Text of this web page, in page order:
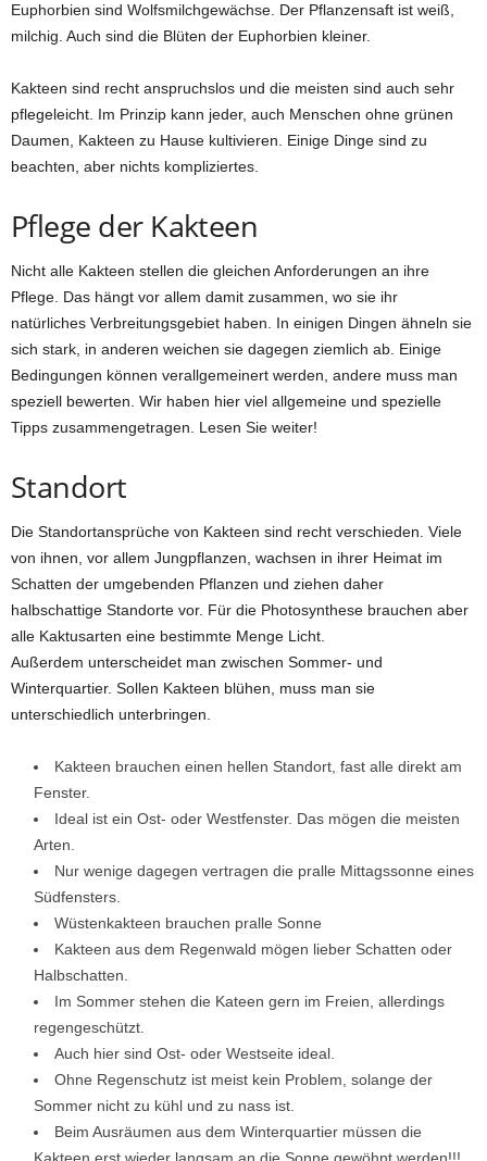
Euphorbien sind Wolfsmilchgewächse. Der Pflanzensaft ist weiß,
milchig. Auch sind die Blüten der Euphorbien kleiner.
Kakteen sind recht anspruchslos und die meisten sind auch sehr
pflegeleicht. Im Prinzip kann jeder, auch Menschen ohne grünen
Daumen, Kakteen zu Hause kultivieren. Einige Dinge sind zu
beachten, aber nichts kompliziertes.
Pflege der Kakteen
Nicht alle Kakteen stellen die gleichen Anforderungen an ihre
Pflege. Das hängt vor allem damit zusammen, wo sie ihr
natürliches Verbreitungsgebiet haben. In einigen Dingen ähneln sie
sich stark, in anderen weichen sie dagegen ziemlich ab. Einige
Bedingungen können verallgemeinert werden, andere muss man
speziell bewerten. Wir haben hier viel allgemeine und spezielle
Tipps zusammengetragen. Lesen Sie weiter!
Standort
Die Standortansprüche von Kakteen sind recht verschieden. Viele
von ihnen, vor allem Jungpflanzen, wachsen in ihrer Heimat im
Schatten der umgebenden Pflanzen und ziehen daher
halbschattige Standorte vor. Für die Photosynthese brauchen aber
alle Kaktusarten eine bestimmte Menge Licht.
Außerdem unterscheidet man zwischen Sommer- und
Winterquartier. Sollen Kakteen blühen, muss man sie
unterschiedlich unterbringen.
Kakteen brauchen einen hellen Standort, fast alle direkt am
Fenster.
Ideal ist ein Ost- oder Westfenster. Das mögen die meisten
Arten.
Nur wenige dagegen vertragen die pralle Mittagssonne eines
Südfensters.
Wüstenkakteen brauchen pralle Sonne
Kakteen aus dem Regenwald mögen lieber Schatten oder
Halbschatten.
Im Sommer stehen die Kateen gern im Freien, allerdings
regengeschützt.
Auch hier sind Ost- oder Westseite ideal.
Ohne Regenschutz ist meist kein Problem, solange der
Sommer nicht zu kühl und zu nass ist.
Beim Ausräumen aus dem Winterquartier müssen die